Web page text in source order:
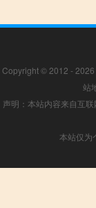
Copyright © 2012 - 2026
站
声明：本站内容来自互
本站仅为